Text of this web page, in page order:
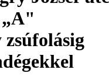
„A"